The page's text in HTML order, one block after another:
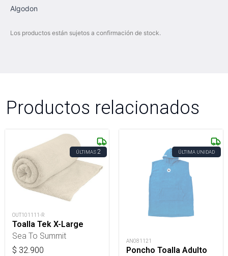
Algodon
Los productos están sujetos a confirmación de stock.
Productos relacionados
ÚLTIMAS2
OUT101111-R
Toalla Tek X-Large
Sea To Summit
$ 32.900
ÚLTIMA UNIDAD
AN081121
Poncho Toalla Adulto